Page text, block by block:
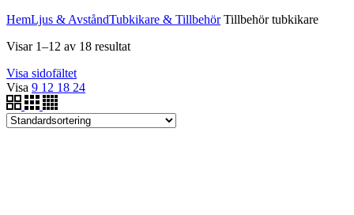
HemLjus & AvståndTubkikare & TillbehörTillbehör tubkikare
Visar 1–12 av 18 resultat
Visa sidofältet
Visa 9 12 18 24